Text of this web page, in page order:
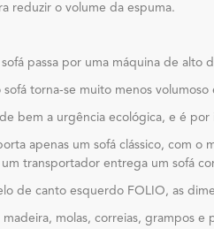
reduzir o volume da espuma.
passa por uma máquina de
torna-se muito menos
bem a urgência ecológica, e é
apenas um sofá clássico, com
um transportador entrega um sofá
de canto esquerdo FOLIO, as
madeira, molas, correias, grampos e